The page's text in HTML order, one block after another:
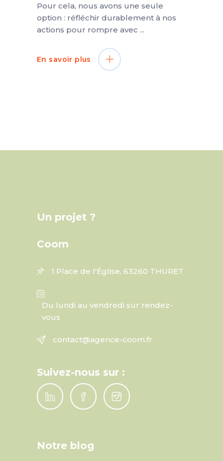
Pour cela, nous avons une seule
option : réfléchir durablement à nos
actions pour rompre avec
En savoir plus
Un projet ?
Coom
1 Place de l'Église, 63260 THURET
Du lundi au vendredi sur rendez-
vous
contact@agence-coom.fr
Suivez-nous sur :
Notre blog